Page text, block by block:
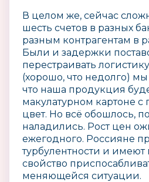
В целом же, сейчас
шесть счетов в разных
разным контрагентам в
Были и задержки
перестраивать
(хорошо, что недолго)
что наша продукция
макулатурном картоне с
цвет. Но всё обошлось,
наладились. Рост цен
ежегодного. Россияне
турбулентности и имеют
свойство
меняющейся ситуации.